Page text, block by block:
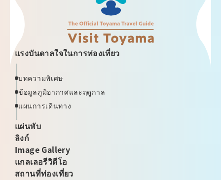
แรงบันดาลใจในการท่องเที่ยว
บทความพิเศษ
ข้อมูลภูมิอากาศและฤดูกาล
แผนการเดินทาง
แผ่นพับ
ลิงก์
Image Gallery
แกลเลอรีวิดีโอ
สถานที่ท่องเที่ยว